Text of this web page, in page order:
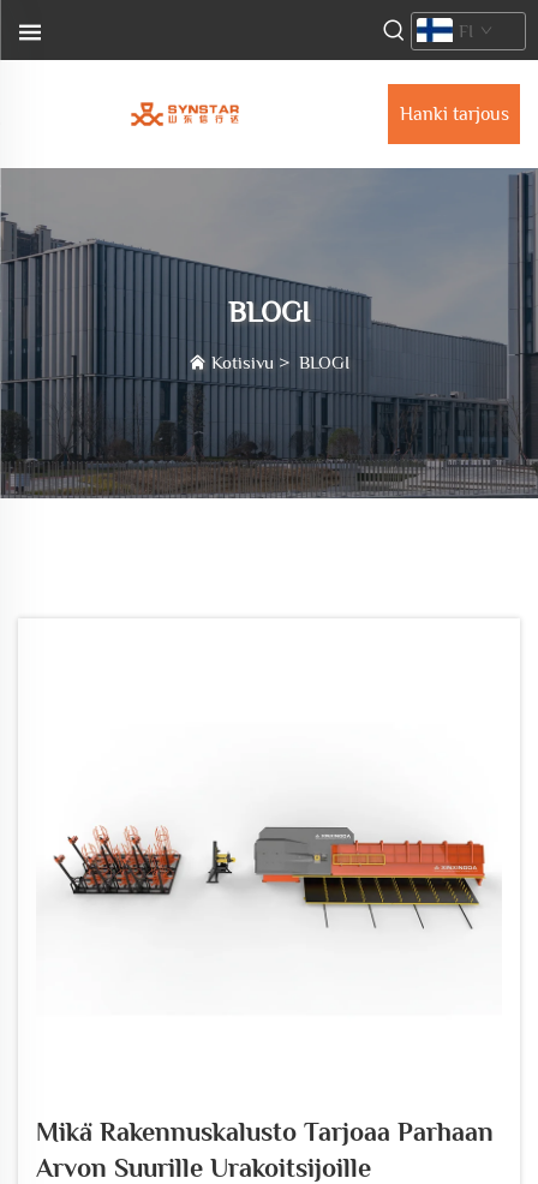
Hanki tarjous
FI
BLOGI
Kotisivu > BLOGI
Mikä Rakennuskalusto Tarjoaa Parhaan
Arvon Suurille Urakoitsijoille